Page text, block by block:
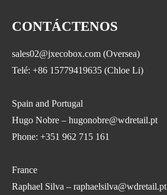
CONTÁCTENOS
sales02@jxecobox.com (Oversea)
Telé: +86 15779419635 (Chloe Li)
Spain and Portugal
Hugo Nobre – hugonobre@wdretail.pt
Phone: +351 962 715 161
France
Raphael Silva – raphaelsilva@wdretail.pt